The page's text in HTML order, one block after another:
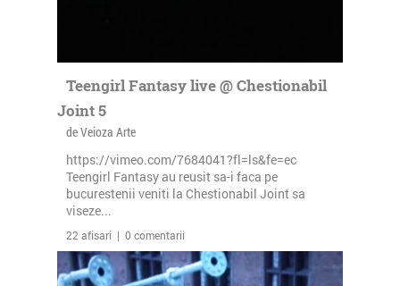
Teengirl Fantasy live @ Chestionabil
Joint 5
de Veioza Arte
https://vimeo.com/7684041?fl=ls&fe=ec
Teengirl Fantasy au reusit sa-i faca pe
bucurestenii veniti la Chestionabil Joint sa
viseze...
22 afisari | 0 comentarii